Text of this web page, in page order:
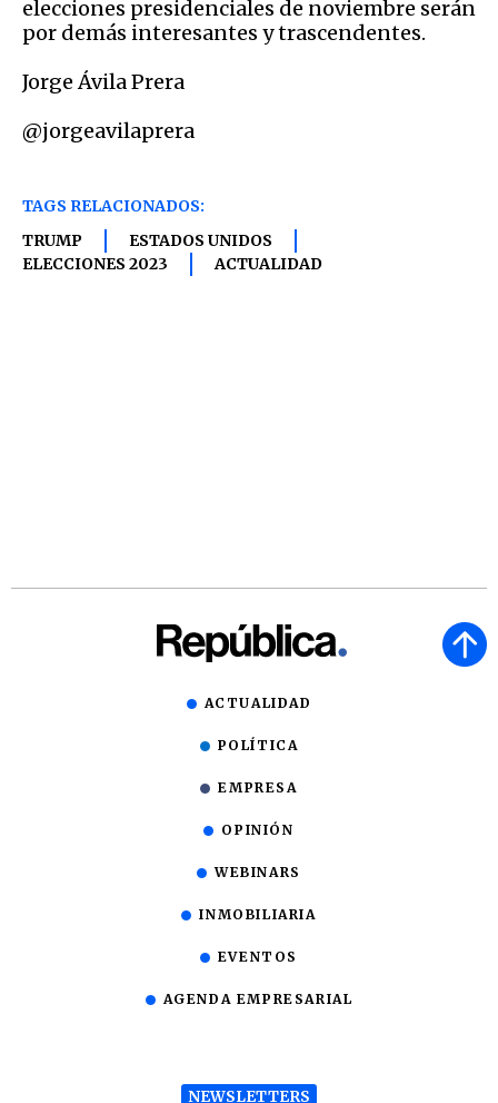
elecciones presidenciales de noviembre serán
por demás interesantes y trascendentes.
Jorge Ávila Prera
@jorgeavilaprera
TAGS RELACIONADOS:
TRUMP
ESTADOS UNIDOS
ELECCIONES 2023
ACTUALIDAD
ACTUALIDAD
POLÍTICA
EMPRESA
OPINIÓN
WEBINARS
INMOBILIARIA
EVENTOS
AGENDA EMPRESARIAL
NEWSLETTERS